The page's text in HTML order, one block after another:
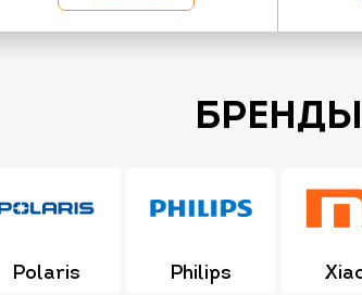
БРЕНДЫ
Polaris Philips